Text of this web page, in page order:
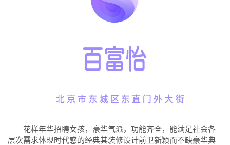
花样年华招聘女孩，豪华气派，功能齐全，能满足社会各
层次需求体现时代感的经典其装修设计前卫新颖而不缺豪华典